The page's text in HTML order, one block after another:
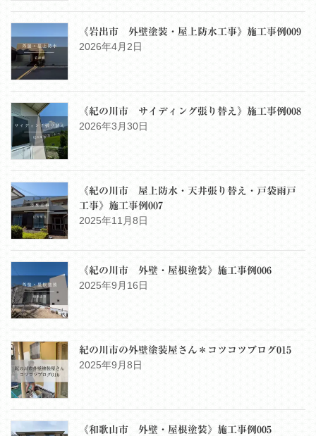
《岩出市 外壁塗装・屋上防水工事》施工事例009
2026年4月2日
《紀の川市 サイディング張り替え》施工事例008
2026年3月30日
《紀の川市 屋上防水・天井張り替え・戸袋雨戸
工事》施工事例007
2025年11月8日
《紀の川市 外壁・屋根塗装》施工事例006
2025年9月16日
紀の川市の外壁塗装屋さん＊コツコツブログ015
2025年9月8日
《和歌山市 外壁・屋根塗装》施工事例005